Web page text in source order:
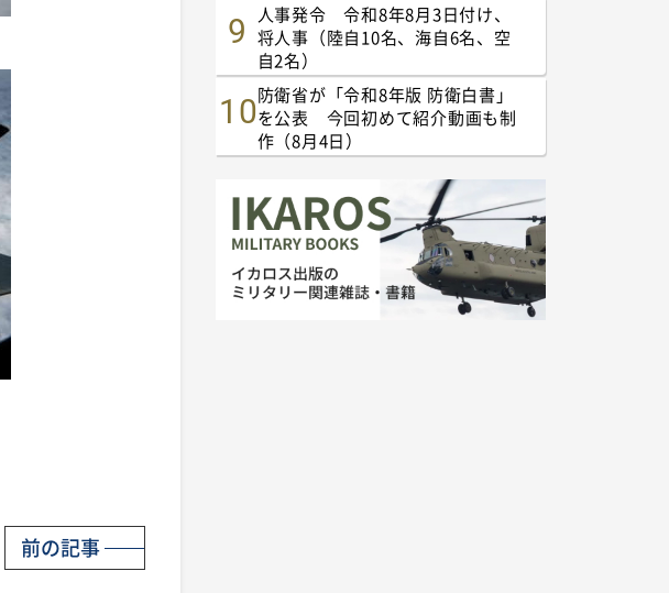
前の記事
人事発令 令和8年8月3日付け、
将人事（陸自10名、海自6名、空
自2名）
防衛省が「令和8年版 防衛白書」
を公表 今回初めて紹介動画も制
作（8月4日）